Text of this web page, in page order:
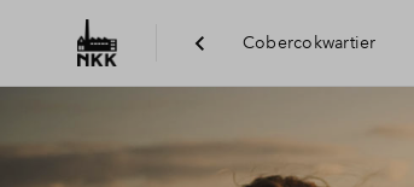
Cobercokwartier